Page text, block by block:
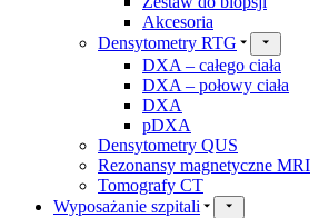
Akcesoria
Densytometry RTG
DXA – całego ciała
DXA – połowy ciała
DXA
pDXA
Densytometry QUS
Rezonansy magnetyczne MRI
Tomografy CT
Wyposażanie szpitali